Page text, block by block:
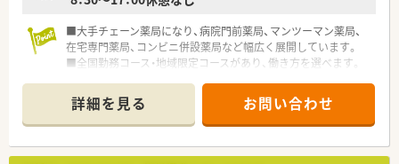
■大手チェーン薬局になり、病院門前薬局、マンツーマン薬局、
在宅専門薬局、コンビニ併設薬局など幅広く展開しています。
■全国勤務コース・地域限定コースがあり、働き方を選べます。
れています。
詳細を見る お問い合わせ